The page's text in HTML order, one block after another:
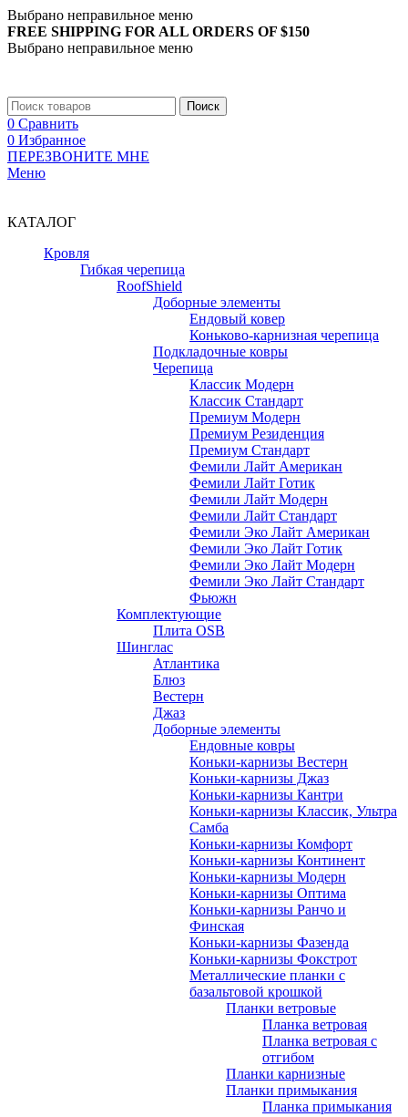
Выбрано неправильное меню
FREE SHIPPING FOR ALL ORDERS OF $150
Выбрано неправильное меню
Поиск
0 Сравнить
0 Избранное
ПЕРЕЗВОНИТЕ МНЕ
Меню
КАТАЛОГ
Кровля
Гибкая черепица
RoofShield
Доборные элементы
Ендовый ковер
Коньково-карнизная черепица
Подкладочные ковры
Черепица
Классик Модерн
Классик Стандарт
Премиум Модерн
Премиум Резиденция
Премиум Стандарт
Фемили Лайт Американ
Фемили Лайт Готик
Фемили Лайт Модерн
Фемили Лайт Стандарт
Фемили Эко Лайт Американ
Фемили Эко Лайт Готик
Фемили Эко Лайт Модерн
Фемили Эко Лайт Стандарт
Фьюжн
Комплектующие
Плита OSB
Шинглас
Атлантика
Блюз
Вестерн
Джаз
Доборные элементы
Ендовные ковры
Коньки-карнизы Вестерн
Коньки-карнизы Джаз
Коньки-карнизы Кантри
Коньки-карнизы Классик, Ультра
Самба
Коньки-карнизы Комфорт
Коньки-карнизы Континент
Коньки-карнизы Модерн
Коньки-карнизы Оптима
Коньки-карнизы Ранчо и
Финская
Коньки-карнизы Фазенда
Коньки-карнизы Фокстрот
Металлические планки с
базальтовой крошкой
Планки ветровые
Планка ветровая
Планка ветровая с
отгибом
Планки карнизные
Планки примыкания
Планка примыкания